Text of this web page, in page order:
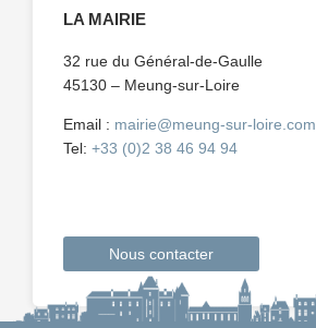
LA MAIRIE
32 rue du Général-de-Gaulle
45130 – Meung-sur-Loire
Email : mairie@meung-sur-loire.com
Tel: +33 (0)2 38 46 94 94
Nous contacter